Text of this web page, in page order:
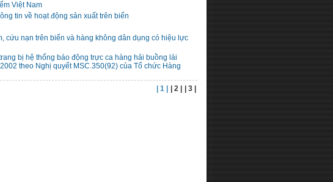
Việt Nam
tin về hoạt động sản xuất trên biển
cứu nạn trên biển và hàng không dân dụng có hiệu lực
bị hệ thống báo động trực ca hàng hải buồng lái
theo Nghị quyết MSC.350(92) của Tổ chức Hàng
| 1 |
| 2 | | 3 |